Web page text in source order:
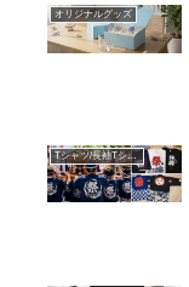
オリジナルグッズ
Tシャツ/長袖Tシャツ